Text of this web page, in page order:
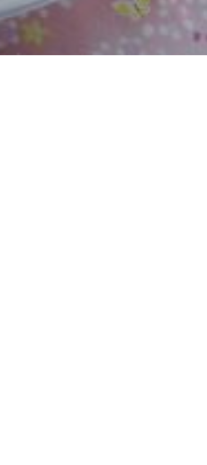
2018年9月(08)